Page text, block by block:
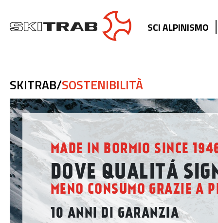
SCI ALPINISMO
SKITRAB/SOSTENIBILITÀ
MADE IN BORMIO SINCE
DOVE QUALITÁ
MENO CONSUMO GRAZIE A
10 ANNI DI GARANZIA